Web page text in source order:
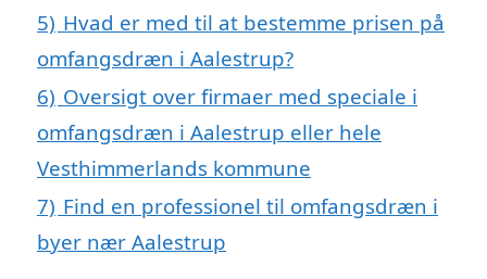
5) Hvad er med til at bestemme prisen på
omfangsdræn i Aalestrup?
6) Oversigt over firmaer med speciale i
omfangsdræn i Aalestrup eller hele
Vesthimmerlands kommune
7) Find en professionel til omfangsdræn i
byer nær Aalestrup